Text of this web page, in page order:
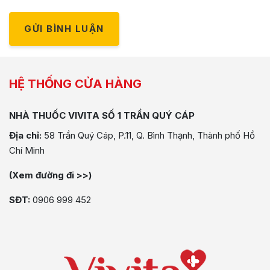
GỬI BÌNH LUẬN
HỆ THỐNG CỬA HÀNG
NHÀ THUỐC VIVITA SỐ 1 TRẦN QUÝ CÁP
Địa chỉ: 58 Trần Quý Cáp, P.11, Q. Bình Thạnh, Thành phố Hồ
Chí Minh
(Xem đường đi >>)
SĐT: 0906 999 452